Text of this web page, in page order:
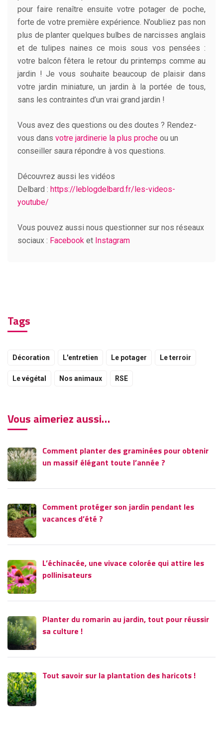
pour faire renaître ensuite votre potager de poche,
forte de votre première expérience. N’oubliez pas non
plus de planter quelques bulbes de narcisses anglais
et de tulipes naines ce mois sous vos pensées :
votre balcon fêtera le retour du printemps comme au
jardin ! Je vous souhaite beaucoup de plaisir dans
votre jardin miniature, un jardin à la portée de tous,
sans les contraintes d’un vrai grand jardin !
Vous avez des questions ou des doutes ? Rendez-
vous dans votre jardinerie la plus proche ou un
conseiller saura répondre à vos questions.
Découvrez aussi les vidéos
Delbard : https://leblogdelbard.fr/les-videos-
youtube/
Vous pouvez aussi nous questionner sur nos réseaux
sociaux : Facebook et Instagram
Tags
Décoration L'entretien Le potager Le terroir
Le végétal Nos animaux RSE
Vous aimeriez aussi…
Comment planter des graminées pour obtenir
un massif élégant toute l’année ?
Comment protéger son jardin pendant les
vacances d’été ?
L’échinacée, une vivace colorée qui attire les
pollinisateurs
Planter du romarin au jardin, tout pour réussir
sa culture !
Tout savoir sur la plantation des haricots !